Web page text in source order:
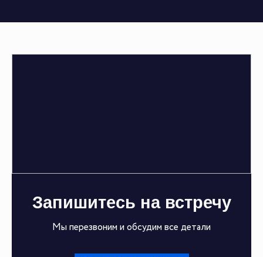
Запишитесь на встречу
Мы перезвоним и обсудим все детали